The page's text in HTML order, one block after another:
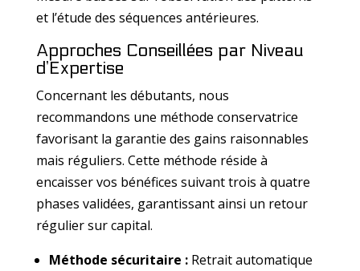
et l’étude des séquences antérieures.
Approches Conseillées par Niveau
d’Expertise
Concernant les débutants, nous
recommandons une méthode conservatrice
favorisant la garantie des gains raisonnables
mais réguliers. Cette méthode réside à
encaisser vos bénéfices suivant trois à quatre
phases validées, garantissant ainsi un retour
régulier sur capital.
Méthode sécuritaire :Retrait automatique